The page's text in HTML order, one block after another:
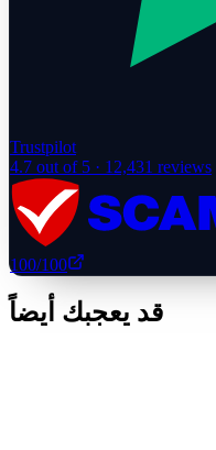
Trustpilot
4.7 out of 5 · 12,431 reviews
100/100
قد يعجبك أيضاً